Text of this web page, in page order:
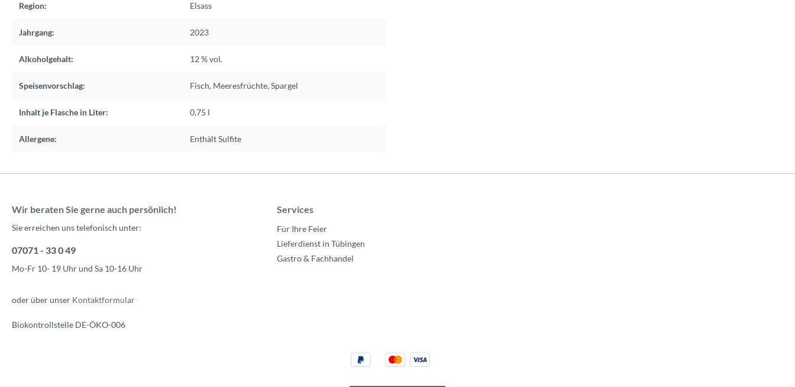
Region: Elsass
Jahrgang: 2023
Alkoholgehalt: 12 % vol.
Speisenvorschlag: Fisch, Meeresfrüchte, Spargel
Inhalt je Flasche in Liter: 0,75 l
Allergene: Enthält Sulfite
Wir beraten Sie gerne auch persönlich!
Sie erreichen uns telefonisch unter:
07071 - 33 0 49
Mo-Fr 10- 19 Uhr und Sa 10-16 Uhr
oder über unser Kontaktformular
Biokontrollstelle DE-ÖKO-006
Services
Für Ihre Feier
Lieferdienst in Tübingen
Gastro & Fachhandel